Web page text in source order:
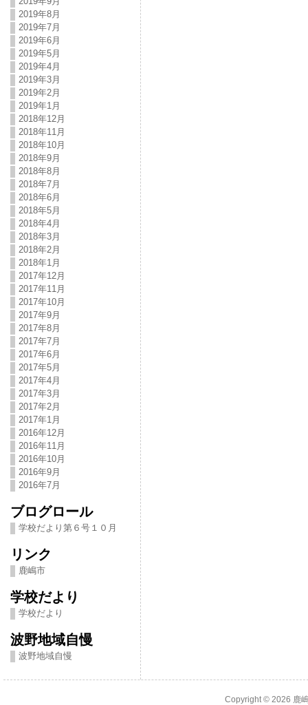
2019年8月
2019年7月
2019年6月
2019年5月
2019年4月
2019年3月
2019年2月
2019年1月
2018年12月
2018年11月
2018年10月
2018年9月
2018年8月
2018年7月
2018年6月
2018年5月
2018年4月
2018年3月
2018年2月
2018年1月
2017年12月
2017年11月
2017年10月
2017年9月
2017年8月
2017年7月
2017年6月
2017年5月
2017年4月
2017年3月
2017年2月
2017年1月
2016年12月
2016年11月
2016年10月
2016年9月
2016年7月
ブログロール
学校だより第６号１０月
リンク
鹿嶋市
学校だより
学校だより
波野地域自慢
波野地域自慢
Copyright © 2026 鹿